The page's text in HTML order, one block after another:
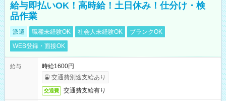
給与即払いOK！高時給！土日休み！仕分け・検
品作業
派遣 職種未経験OK 社会人未経験OK
ブランクOK
WEB登録・面接OK
給与
時給1600円
交通費別途支給あり
交通費 交通費支給有り